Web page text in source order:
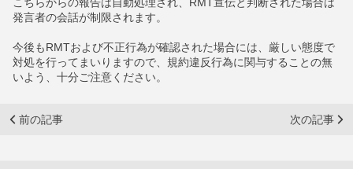
発言者の会話が制限されます。
今後もRMTおよび不正行為が確認された場合には、厳しい態度で
対処を行ってまいりますので、規約違反行為に関与することの無
いよう、十分ご注意ください。
前の記事 次の記事